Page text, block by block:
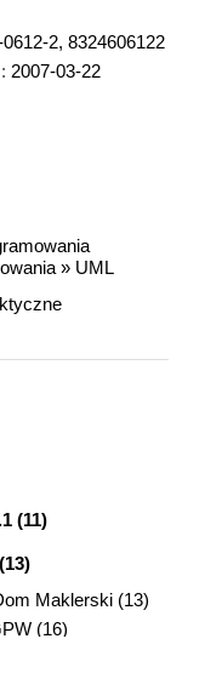
2, 8324606122
2007-03-22
» UML
(11)
Maklerski (13)
(16)
z systemem